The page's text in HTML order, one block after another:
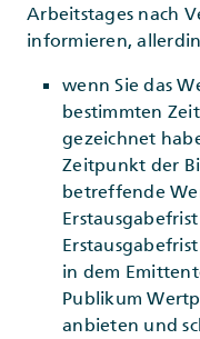
Arbeitstages nach
informieren,
wenn Sie das
bestimmten
gezeichnet
Zeitpunkt der
betreffende
in dem
Publikum
anbieten und